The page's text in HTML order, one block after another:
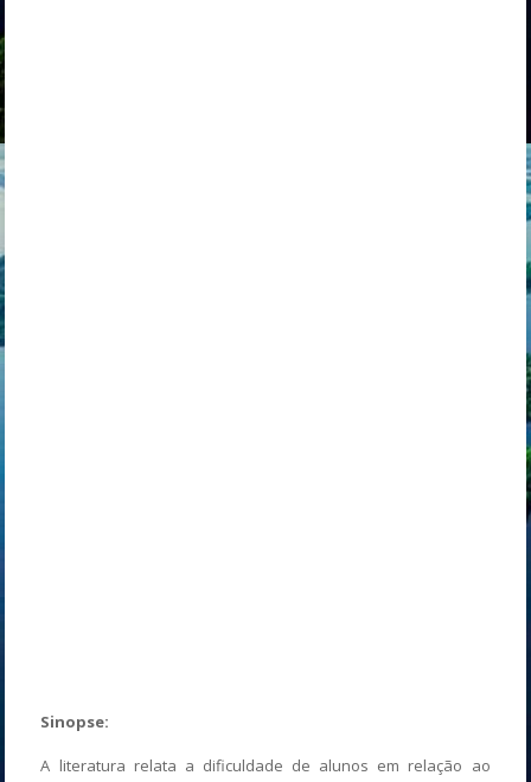
Sinopse:
A literatura relata a dificuldade de alunos em relação ao